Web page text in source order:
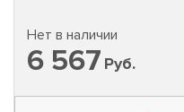
Нет в наличии
6 567 Руб.